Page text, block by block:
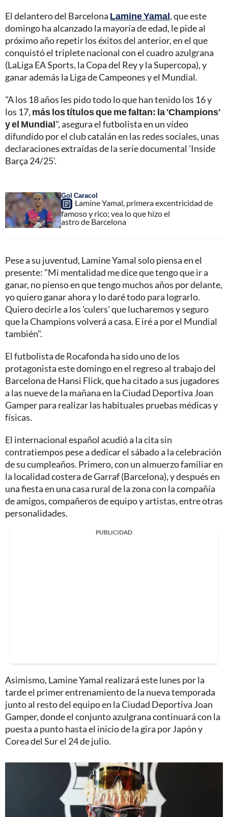
El delantero del Barcelona Lamine Yamal, que este
domingo ha alcanzado la mayoría de edad, le pide al
próximo año repetir los éxitos del anterior, en el que
conquistó el triplete nacional con el cuadro azulgrana
(LaLiga EA Sports, la Copa del Rey y la Supercopa), y
ganar además la Liga de Campeones y el Mundial.
"A los 18 años les pido todo lo que han tenido los 16 y
los 17, más los títulos que me faltan: la 'Champions'
y el Mundial", asegura el futbolista en un vídeo
difundido por el club catalán en las redes sociales, unas
declaraciones extraídas de la serie documental 'Inside
Barça 24/25'.
Gol Caracol
Lamine Yamal, primera excentricidad de
famoso y rico; vea lo que hizo el
astro de Barcelona
Pese a su juventud, Lamine Yamal solo piensa en el
presente: "Mi mentalidad me dice que tengo que ir a
ganar, no pienso en que tengo muchos años por delante,
yo quiero ganar ahora y lo daré todo para lograrlo.
Quiero decirle a los 'culers' que lucharemos y seguro
que la Champions volverá a casa. E iré a por el Mundial
también".
El futbolista de Rocafonda ha sido uno de los
protagonista este domingo en el regreso al trabajo del
Barcelona de Hansi Flick, que ha citado a sus jugadores
a las nueve de la mañana en la Ciudad Deportiva Joan
Gamper para realizar las habituales pruebas médicas y
físicas.
El internacional español acudió a la cita sin
contratiempos pese a dedicar el sábado a la celebración
de su cumpleaños. Primero, con un almuerzo familiar en
la localidad costera de Garraf (Barcelona), y después en
una fiesta en una casa rural de la zona con la compañía
de amigos, compañeros de equipo y artistas, entre otras
personalidades.
PUBLICIDAD
Asimismo, Lamine Yamal realizará este lunes por la
tarde el primer entrenamiento de la nueva temporada
junto al resto del equipo en la Ciudad Deportiva Joan
Gamper, donde el conjunto azulgrana continuará con la
puesta a punto hasta el inicio de la gira por Japón y
Corea del Sur el 24 de julio.